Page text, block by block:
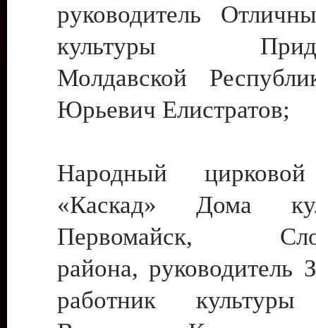
руководитель
культуры
Молдавской
Юрьевич Елистратов;
Народный цирковой
«Каскад» Дома
Первомайск,
района, руководитель
работник культуры